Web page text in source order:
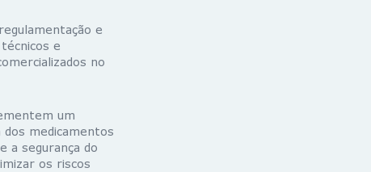
e
e
no
um
medicamentos
a segurança do
os riscos